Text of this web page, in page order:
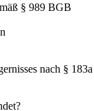
§ 989 BGB
nach § 183a